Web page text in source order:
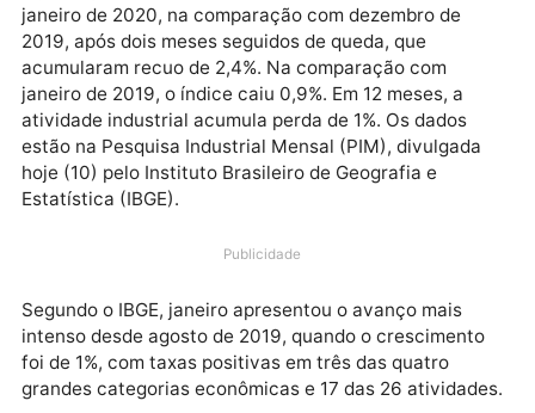
A produção industrial brasileira cresceu 0,9% em
janeiro de 2020, na comparação com dezembro de
2019, após dois meses seguidos de queda, que
acumularam recuo de 2,4%. Na comparação com
janeiro de 2019, o índice caiu 0,9%. Em 12 meses, a
estão na Pesquisa Industrial Mensal (PIM), divulgada
hoje (10) pelo Instituto Brasileiro de Geografia e
Estatística (IBGE).